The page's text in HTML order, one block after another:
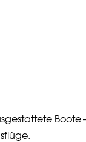
Boote